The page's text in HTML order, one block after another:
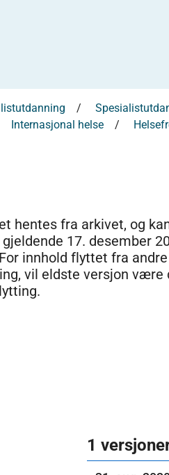
Internasjonal helse
hentes fra arkivet, og
17. desember
innhold flyttet fra
vil eldste versjon være
1